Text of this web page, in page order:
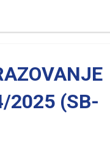
2025 (SB-